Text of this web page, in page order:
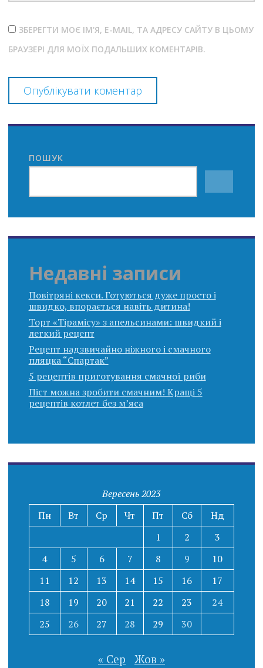
ЗБЕРЕГТИ МОЄ ІМ'Я, E-MAIL, ТА АДРЕСУ САЙТУ В ЦЬОМУ
БРАУЗЕРІ ДЛЯ МОЇХ ПОДАЛЬШИХ КОМЕНТАРІВ.
ПОШУК
Недавні записи
Повітряні кекси. Готуються дуже просто і
швидко, впорається навіть дитина!
Торт «Тірамісу» з апельсинами: швидкий і
легкий рецепт
Рецепт надзвичайно ніжного і смачного
пляцка “Спартак”
5 рецептів приготування смачної риби
Піст можна зробити смачним! Кращі 5
рецептів котлет без м’яса
Вересень 2023
Пн
Вт Ср Чт Пт Сб
Нд
1
2
3
4
5 6 7 8 9
10
11
12 13 14 15 16
17
18
19 20 21 22 23
24
25
26 27 28 29 30
« Сер Жов »